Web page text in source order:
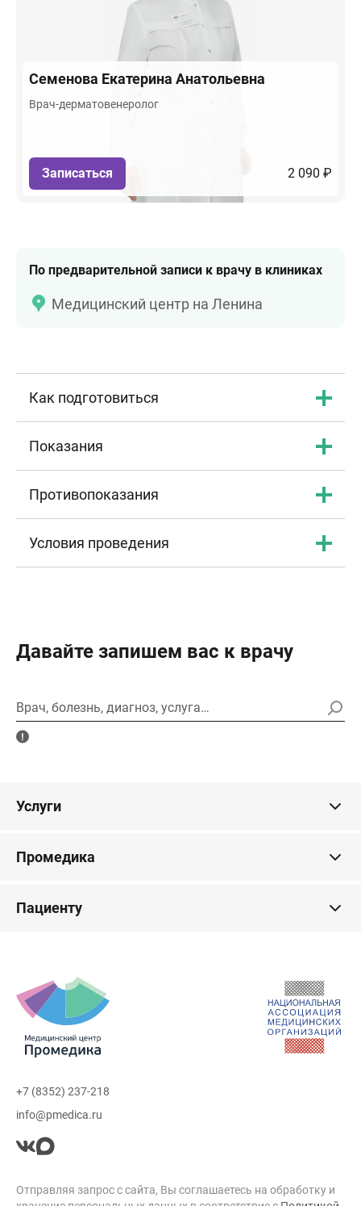
Семенова Екатерина Анатольевна
Врач-дерматовенеролог
Записаться 2 090 ₽
По предварительной записи к врачу в клиниках
Медицинский центр на Ленина
Как подготовиться
Показания
Противопоказания
Условия проведения
Давайте запишем вас к врачу
Врач, болезнь, диагноз, услуга…
Услуги
Промедика
Пациенту
+7 (8352) 237-218
info@pmedica.ru
Отправляя запрос с сайта, Вы соглашаетесь на обработку и